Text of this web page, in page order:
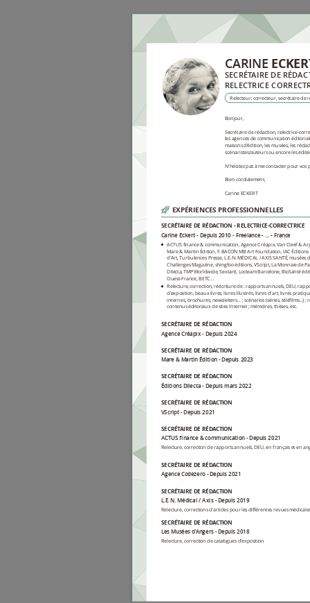
CARINE
SECRÉTAIRE DE
RELECTRICE
Relecteur, correcteur, secrétaire de
Bonjour,
Secrétaire de rédaction, relectrice-
les agences de communication
maisons d'édition, les musées, les
scénaristes/auteurs ou encore les
N'hésitez pas à me contacter pour vos
Bien cordialement,
Carine ECKERT
EXPÉRIENCES PROFESSIONNELLES
SECRÉTAIRE DE RÉDACTION - RELECTRICE-CORRECTRICE
Carine Eckert
Depuis 2010 Freelance France
ACTUS finance & communication, Agence Créapix, Van Cleef &
Mare & Martin Édition, F. BACON MB Art Foundation, IAC
d’Art, Turbulences Presse, L.E.N. MÉDICAL / AXIS SANTÉ,
Challenges Magazine, shingfoo éditions, VScript, La Monnaie de
Dilecta, TMP Worldwide, Sextant, Locteam Barcelone, BioSanté
Ouest-France, BETC…
Relecture, correction, réécriture de : rapports annuels, DEU,
d'exposition, beaux livres, livres illustrés, livres d'art, livres
internes, brochures, newsletters… ; scénarios (séries, téléfilms...) ;
contenus éditoriaux de sites Internet ; mémoires, thèses, etc.
SECRÉTAIRE DE RÉDACTION
Agence Créapix Depuis 2024
SECRÉTAIRE DE RÉDACTION
Mare & Martin Édition Depuis 2023
SECRÉTAIRE DE RÉDACTION
Éditions Dilecta
Depuis mars 2022
SECRÉTAIRE DE RÉDACTION
VScript Depuis 2021
SECRÉTAIRE DE RÉDACTION
ACTUS finance & communication
Depuis 2021
Relecture, correction de rapports annuels, DEU, en français et en
SECRÉTAIRE DE RÉDACTION
Agence Codezero
Depuis 2021
SECRÉTAIRE DE RÉDACTION
L.E.N. Médical / Axis
Depuis 2019
Relecture, corrections d'articles pour les différentes revues
SECRÉTAIRE DE RÉDACTION
Les Musées d'Angers
Depuis 2018
Relecture, correction de catalogues d'exposition